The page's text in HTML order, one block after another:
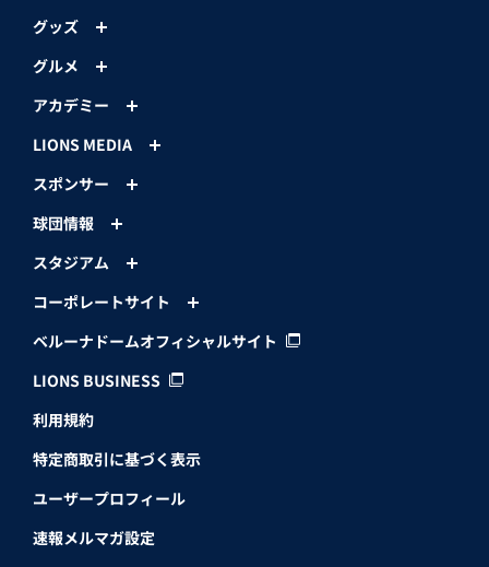
グッズ
グルメ
アカデミー
LIONS MEDIA
スポンサー
球団情報
スタジアム
コーポレートサイト
ベルーナドームオフィシャルサイト
LIONS BUSINESS
利用規約
特定商取引に基づく表示
ユーザープロフィール
速報メルマガ設定